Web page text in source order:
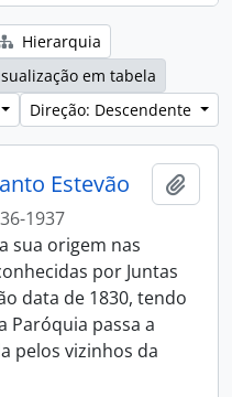
Hierarquia
em tabela
Direção: Descendente
Estevão
1937
sua origem nas
por Juntas
data de 1830, tendo
Paróquia passa a
pelos vizinhos da